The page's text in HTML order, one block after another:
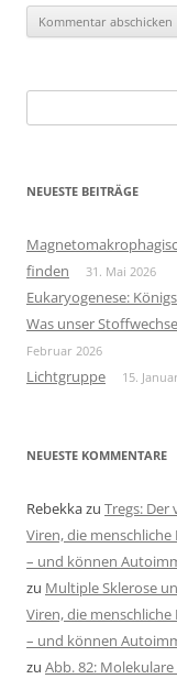
nach:
NEUESTE BEITRÄGE
finden
31. Mai 2026
Eukaryogenese:
Was unser
Februar 2026
Lichtgruppe 15.
NEUESTE KOMMENTARE
Rebekkazu Tregs:
Viren, die
– und können
zu Multiple Sklerose
Viren, die
– und können
zu Abb. 82: